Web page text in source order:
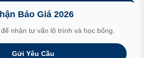
Báo Giá 2026
nhận tư vấn lộ trình và học bổng.
Gửi Yêu Cầu